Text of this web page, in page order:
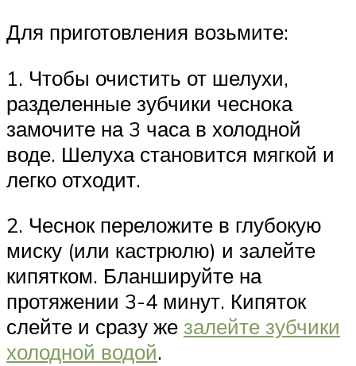
Для приготовления возьмите:
1. Чтобы очистить от шелухи,
разделенные зубчики чеснока
замочите на 3 часа в холодной
воде. Шелуха становится мягкой и
легко отходит.
2. Чеснок переложите в глубокую
миску (или кастрюлю) и залейте
кипятком. Бланшируйте на
протяжении 3-4 минут. Кипяток
слейте и сразу же залейте зубчики
холодной водой.